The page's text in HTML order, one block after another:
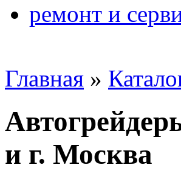
ремонт и
Главная »
и г. Москва